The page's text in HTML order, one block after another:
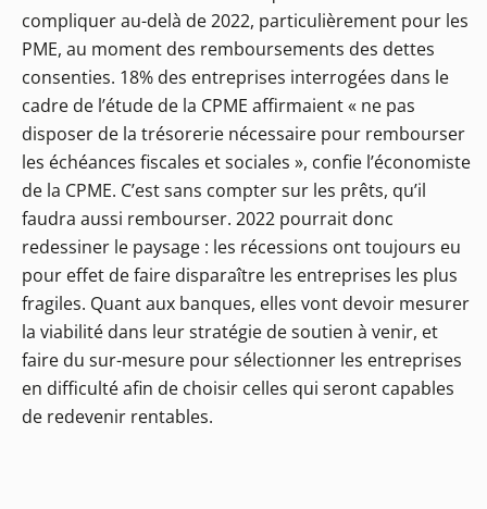
compliquer au-delà de 2022, particulièrement pour les
PME, au moment des remboursements des dettes
consenties. 18% des entreprises interrogées dans le
cadre de l’étude de la CPME affirmaient « ne pas
disposer de la trésorerie nécessaire pour rembourser
les échéances fiscales et sociales », confie l’économiste
de la CPME. C’est sans compter sur les prêts, qu’il
faudra aussi rembourser. 2022 pourrait donc
redessiner le paysage : les récessions ont toujours eu
pour effet de faire disparaître les entreprises les plus
fragiles. Quant aux banques, elles vont devoir mesurer
la viabilité dans leur stratégie de soutien à venir, et
faire du sur-mesure pour sélectionner les entreprises
en difficulté afin de choisir celles qui seront capables
de redevenir rentables.